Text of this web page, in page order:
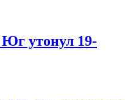
утонул 19-